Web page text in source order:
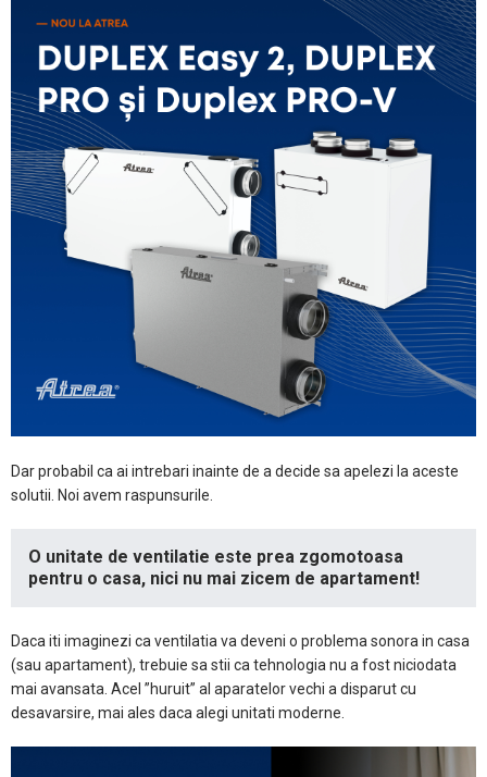
Dar probabil ca ai intrebari inainte de a decide sa apelezi la aceste
solutii. Noi avem raspunsurile.
O unitate de ventilatie este prea zgomotoasa
pentru o casa, nici nu mai zicem de apartament!
Daca iti imaginezi ca ventilatia va deveni o problema sonora in casa
(sau apartament), trebuie sa stii ca tehnologia nu a fost niciodata
mai avansata. Acel ”huruit” al aparatelor vechi a disparut cu
desavarsire, mai ales daca alegi unitati moderne.